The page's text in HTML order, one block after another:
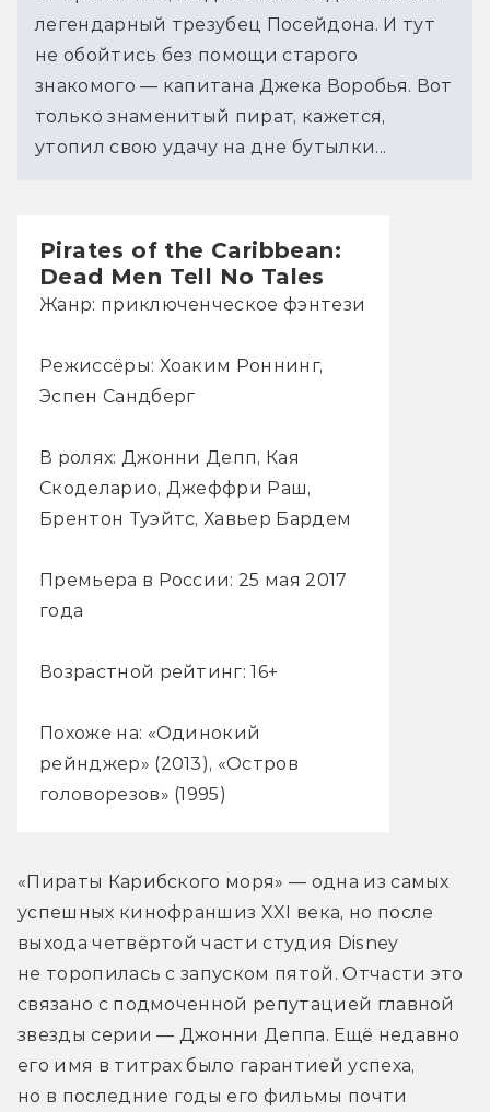
легендарный трезубец Посейдона. И тут
не обойтись без помощи старого
знакомого — капитана Джека Воробья. Вот
только знаменитый пират, кажется,
утопил свою удачу на дне бутылки...
Pirates of the Caribbean:
Dead Men Tell No Tales
Жанр: приключенческое фэнтези
Режиссёры: Хоаким Роннинг,
Эспен Сандберг
В ролях: Джонни Депп, Кая
Скоделарио, Джеффри Раш,
Брентон Туэйтс, Хавьер Бардем
Премьера в России: 25 мая 2017
года
Возрастной рейтинг: 16+
Похоже на: «Одинокий
рейнджер» (2013), «Остров
головорезов» (1995)
«Пираты Карибского моря» — одна из самых
успешных кинофраншиз XXI века, но после
выхода четвёртой части студия Disney
не торопилась с запуском пятой. Отчасти это
связано с подмоченной репутацией главной
звезды серии — Джонни Деппа. Ещё недавно
его имя в титрах было гарантией успеха,
но в последние годы его фильмы почти